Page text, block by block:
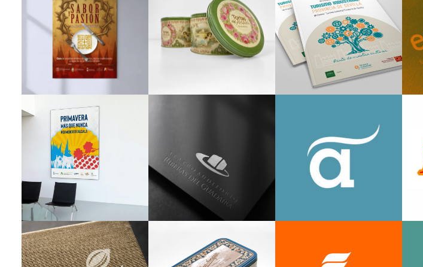
Creatividad Gráfica Creatividad Gráfica
Creatividad Gráfica Branding
Creatividad
Gráfica Branding